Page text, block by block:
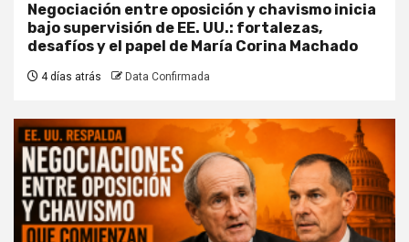
Negociación entre oposición y chavismo inicia
bajo supervisión de EE. UU.: fortalezas,
desafíos y el papel de María Corina Machado
4 días atrás Data Confirmada